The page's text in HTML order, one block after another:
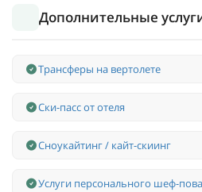
Дополнительные
Трансферы на вертолете
Ски-пасс от отеля
Сноукайтинг / кайт-скиинг
Услуги персонального шеф-